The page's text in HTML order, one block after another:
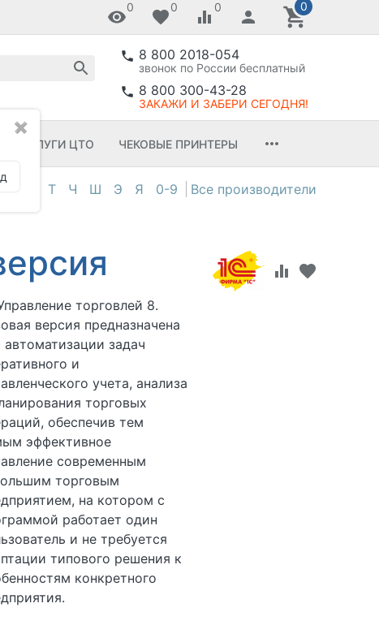
0 0 0 0
✖
8 800 2018-054
звонок по России бесплатный
8 800 300-43-28
ЗАКАЖИ И ЗАБЕРИ СЕГОДНЯ!
УСЛУГИ ЦТО ЧЕКОВЫЕ ПРИНТЕРЫ
Т Ч Ш Э Я 0-9
торговлей 8.
версия предназначена
автоматизации задач
и
учета, анализа
торговых
обеспечив тем
эффективное
современным
торговым
на котором с
работает один
и не требуется
типового решения к
конкретного